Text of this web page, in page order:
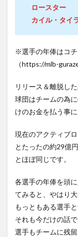
ロースター
カイル・タ
※選手の年俸はコチ
（https://mlb-
リリース＆離脱し
球団はチームの為
けのお金を払う事に
現在のアクティブ
とたったの約29億
とほぼ同じです。
各選手の年俸を頭
てみると、やはり
もっともある選手
それも今だけの話
選手もチームに残